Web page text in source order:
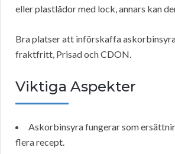
eller plastlådor med lock, annars kan
Bra platser att införskaffa
fraktfritt, Prisad och CDON.
Viktiga Aspekter
Askorbinsyra fungerar som
flera recept.